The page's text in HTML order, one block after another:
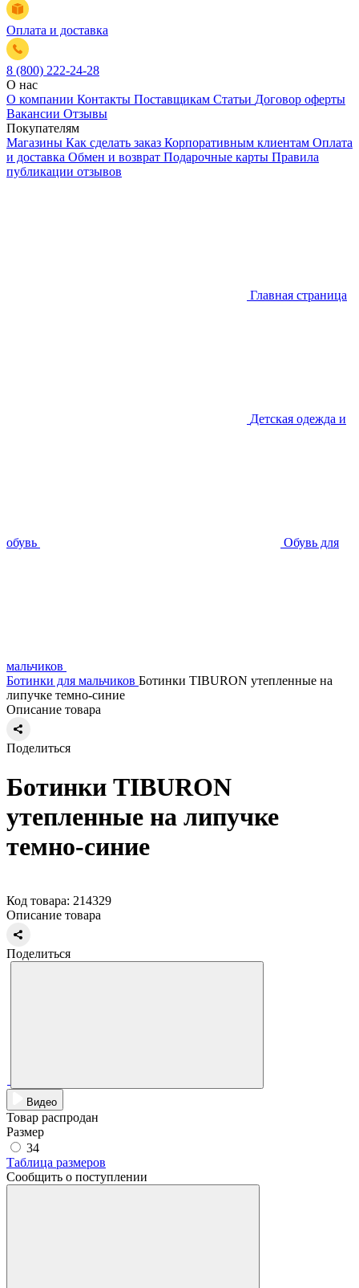
Оплата и доставка
8 (800) 222-24-28
О нас
О компании Контакты Поставщикам Статьи Договор оферты
Вакансии Отзывы
Покупателям
Магазины Как сделать заказ Корпоративным клиентам Оплата
и доставка Обмен и возврат Подарочные карты Правила
публикации отзывов
Главная страница
Детская одежда и
обувь Обувь для
мальчиков
Ботинки для мальчиков Ботинки TIBURON утепленные на
липучке темно-синие
Описание товара
Поделиться
Ботинки TIBURON
утепленные на липучке
темно-синие
Код товара: 214329
Описание товара
Поделиться
Видео
Товар распродан
Размер
34
Таблица размеров
Сообщить о поступлении